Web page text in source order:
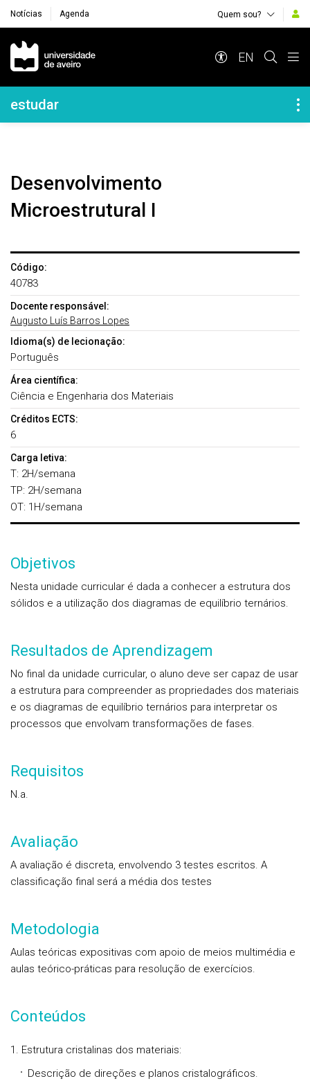
Notícias Agenda Quem sou?
Navegação Principal
EN
Navegação Lateral
estudar
Desenvolvimento
Microestrutural I
Código:
40783
Docente responsável:
Augusto Luís Barros Lopes
Idioma(s) de lecionação:
Português
Área científica:
Ciência e Engenharia dos Materiais
Créditos ECTS:
6
Carga letiva:
T: 2H/semana
TP: 2H/semana
OT: 1H/semana
Objetivos
Nesta unidade curricular é dada a conhecer a estrutura dos
sólidos e a utilização dos diagramas de equilíbrio ternários.
Resultados de Aprendizagem
No final da unidade curricular, o aluno deve ser capaz de usar
a estrutura para compreender as propriedades dos materiais
e os diagramas de equilíbrio ternários para interpretar os
processos que envolvam transformações de fases.
Requisitos
N.a.
Avaliação
A avaliação é discreta, envolvendo 3 testes escritos. A
classificação final será a média dos testes
Metodologia
Aulas teóricas expositivas com apoio de meios multimédia e
aulas teórico-práticas para resolução de exercícios.
Conteúdos
1. Estrutura cristalinas dos materiais:
Descrição de direções e planos cristalográficos.